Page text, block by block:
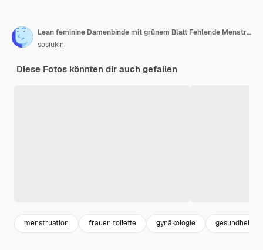
Lean feminine Damenbinde mit grünem Blatt Fehlende Menstruation bei Frauen Minimales Konzept der weiblichen Wechseljahre Draufsicht des Kopierbereichs
sosiukin
Diese Fotos könnten dir auch gefallen
menstruation frauen toilette gynäkologie gesundheit